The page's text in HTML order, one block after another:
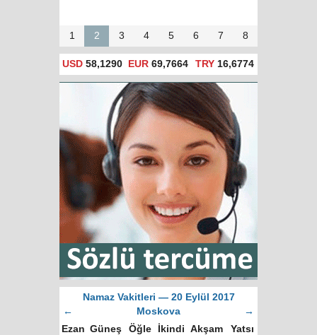
1 2 3 4 5 6 7 8
USD 58,1290 EUR 69,7664 TRY16,6774
Namaz Vakitleri — 20 Eylül 2017
←
Moskova
→
Ezan Güneş Öğle İkindi Akşam
Yatsı